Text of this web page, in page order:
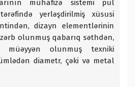
mühafizə sistemi pul
yerləşdirilmiş xüsusi
dizayn elementlərinin
olunmuş qabarıq səthdən,
olunmuş texniki
diametr, çəki və metal